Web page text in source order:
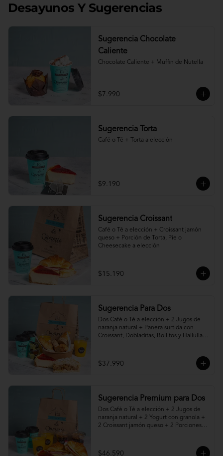
* Leche caliente no incluida.
Desayunos Y Sugerencias
Sugerencia Chocolate
Caliente
Chocolate Caliente + Muffin de Nutella
$7.990
Sugerencia Torta
Café o Té + Torta a elección
$9.190
Sugerencia Croissant
Café o Té a elección + Croissant jamón
queso + Porción de Torta, Pie o
Cheesecake a elección
$15.190
Sugerencia Para Dos
Dos Café o Té a elección + 2 Jugos de
naranja natural + Panera surtida con
Croissant, Dobladitas, Bollitos y Hallullas
Torta, Pie o Cheesecake a elección
$37.990
Sugerencia Premium para Dos
Dos Café o Té a elección + 2 Jugos de
naranja natural + 2 Yogurt con granola +
2 Croissant jamón queso + 2 Porciones
$46.590